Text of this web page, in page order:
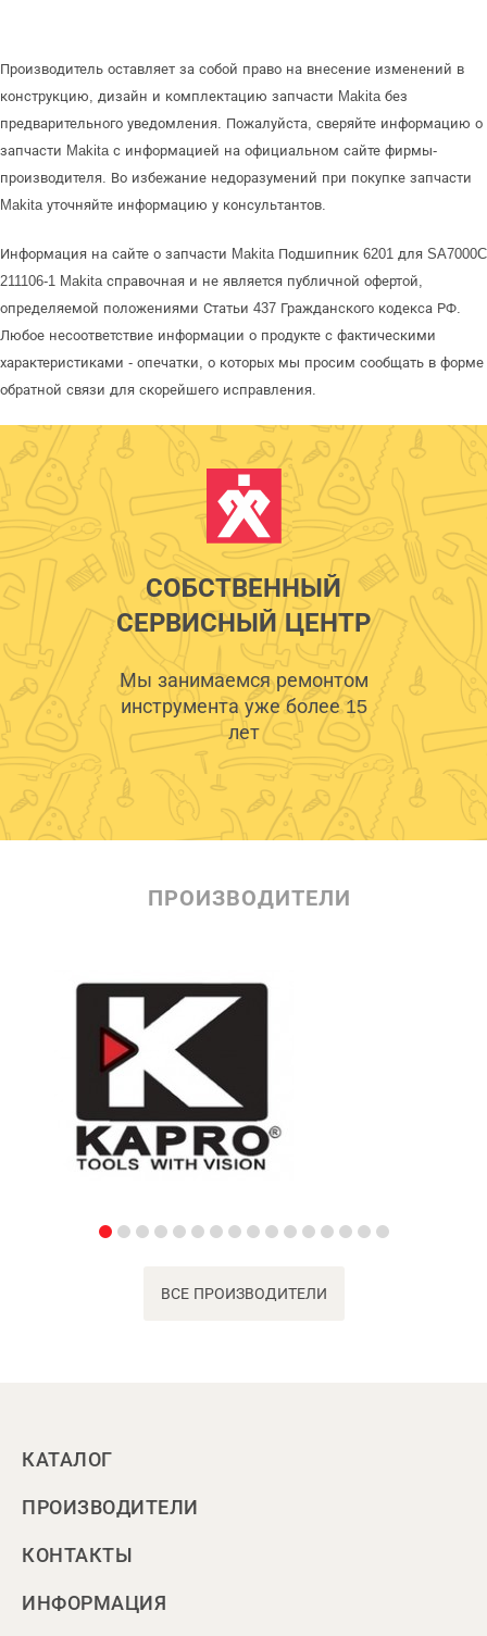
Производитель оставляет за собой право на внесение изменений в
конструкцию, дизайн и комплектацию запчасти Makita без
предварительного уведомления. Пожалуйста, сверяйте информацию о
запчасти Makita с информацией на официальном сайте фирмы-
производителя. Во избежание недоразумений при покупке запчасти
Makita уточняйте информацию у консультантов.
Информация на сайте о запчасти Makita Подшипник 6201 для SA7000C
211106-1 Makita справочная и не является публичной офертой,
определяемой положениями Статьи 437 Гражданского кодекса РФ.
Любое несоответствие информации о продукте с фактическими
характеристиками - опечатки, о которых мы просим сообщать в форме
обратной связи для скорейшего исправления.
СОБСТВЕННЫЙ
СЕРВИСНЫЙ ЦЕНТР
Мы занимаемся ремонтом
инструмента уже более 15
лет
ПРОИЗВОДИТЕЛИ
ВСЕ ПРОИЗВОДИТЕЛИ
КАТАЛОГ
ПРОИЗВОДИТЕЛИ
КОНТАКТЫ
ИНФОРМАЦИЯ